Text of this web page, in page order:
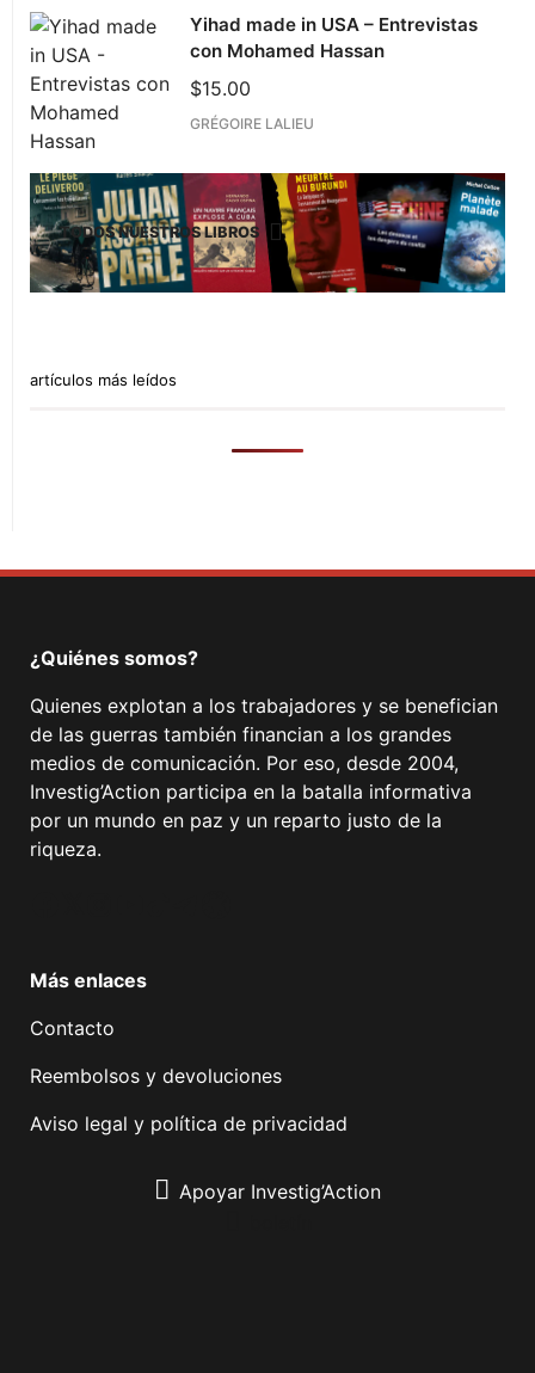
Yihad made in USA – Entrevistas
con Mohamed Hassan
$15.00
GRÉGOIRE LALIEU
TODOS NUESTROS LIBROS
artículos más leídos
¿Quiénes somos?
Quienes explotan a los trabajadores y se benefician
de las guerras también financian a los grandes
medios de comunicación. Por eso, desde 2004,
Investig’Action participa en la batalla informativa
por un mundo en paz y un reparto justo de la
riqueza.
Más enlaces
Contacto
Reembolsos y devoluciones
Aviso legal y política de privacidad
Apoyar Investig’Action